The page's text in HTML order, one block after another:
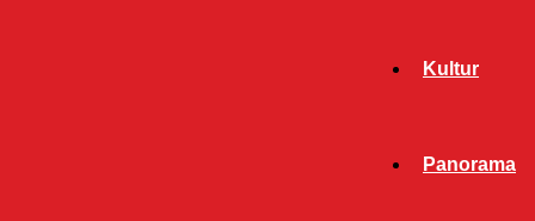
Kultur
Panorama